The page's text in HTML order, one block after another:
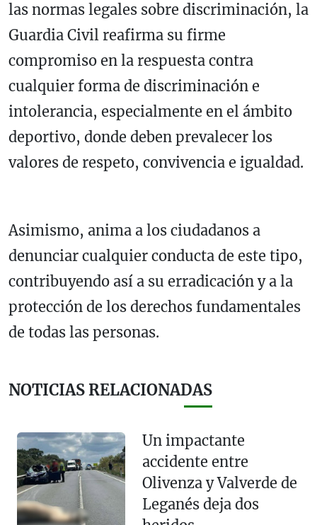
las normas legales sobre discriminación, la
Guardia Civil reafirma su firme
compromiso en la respuesta contra
cualquier forma de discriminación e
intolerancia, especialmente en el ámbito
deportivo, donde deben prevalecer los
valores de respeto, convivencia e igualdad.
Asimismo, anima a los ciudadanos a
denunciar cualquier conducta de este tipo,
contribuyendo así a su erradicación y a la
protección de los derechos fundamentales
de todas las personas.
NOTICIAS RELACIONADAS
Un impactante
accidente entre
Olivenza y Valverde de
Leganés deja dos